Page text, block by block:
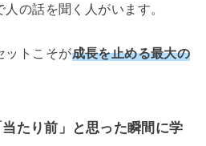
の話を聞く人がいます。
ットこそが成長を止める最大の
たり前」と思った瞬間に学